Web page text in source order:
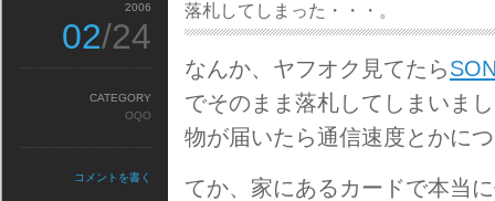
落札してしまった・・・。
なんか、ヤフオク見てたら
でそのまま落札してしまいま
物が届いたら通信速度とかに
てか、家にあるカードで本当
2006
02/24
CATEGORY
OQO
コメントを書く